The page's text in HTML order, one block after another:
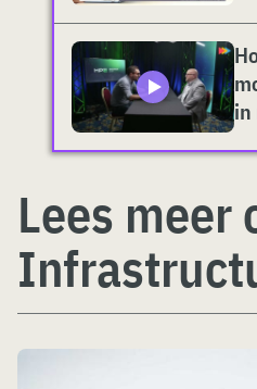
in
Lees meer